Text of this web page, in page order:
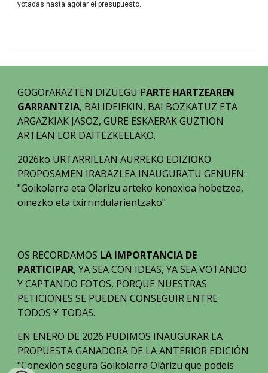
votadas hasta agotar el presupuesto.
GOGOrARAZTEN DIZUEGU PARTE HARTZEAREN
GARRANTZIA, BAI IDEIEKIN, BAI BOZKATUZ ETA
ARGAZKIAK JASOZ, GURE ESKAERAK GUZTION
ARTEAN LOR DAITEZKEELAKO.
2026ko URTARRILEAN AURREKO EDIZIOKO
PROPOSAMEN IRABAZLEA INAUGURATU GENUEN:
"Goikolarra eta Olarizu arteko konexioa hobetzea,
oinezko eta txirrindularientzako"
OS RECORDAMOS LA IMPORTANCIA DE
PARTICIPAR, YA SEA CON IDEAS, YA SEA VOTANDO
Y CAPTANDO FOTOS, PORQUE NUESTRAS
PETICIONES SE PUEDEN CONSEGUIR ENTRE
TODOS Y TODAS.
EN ENERO DE 2026 PUDIMOS INAUGURAR LA
PROPUESTA GANADORA DE LA ANTERIOR EDICIÓN
"Conexión segura Goikolarra Olárizu que podeis